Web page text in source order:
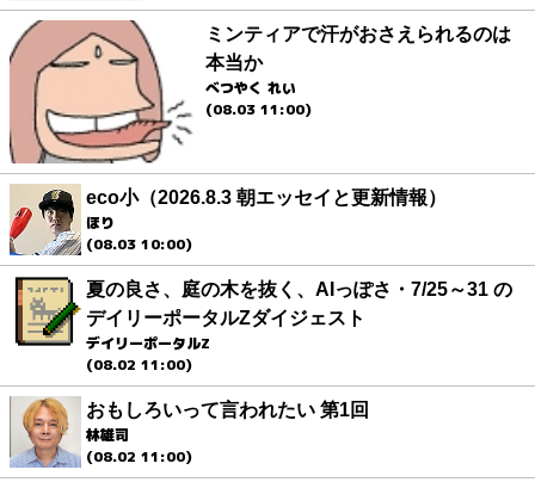
ミンティアで汗がおさえられるのは
本当か
べつやく れい
(08.03 11:00)
eco小（2026.8.3 朝エッセイと更新情報）
ほり
(08.03 10:00)
夏の良さ、庭の木を抜く、AIっぽさ・7/25～31 の
デイリーポータルZダイジェスト
デイリーポータルZ
(08.02 11:00)
おもしろいって言われたい 第1回
林雄司
(08.02 11:00)